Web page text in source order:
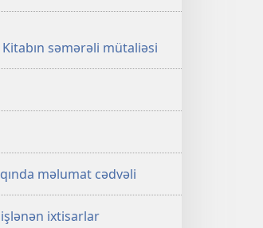
səmərəli mütaliəsi
məlumat cədvəli
ixtisarlar